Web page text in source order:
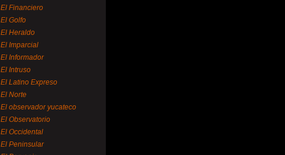
El Financiero
El Golfo
El Heraldo
El Imparcial
El Informador
El Intruso
El Latino Expreso
El Norte
El observador yucateco
El Observatorio
El Occidental
El Peninsular